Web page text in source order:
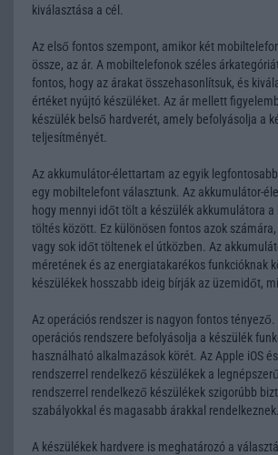
kiválasztása a cél.
Az első fontos szempont, amikor két
össze, az ár. A mobiltelefonok széles
fontos, hogy az árakat összehasonlítsuk, és
értéket nyújtó készüléket. Az ár mellett
készülék belső hardverét, amely befolyásolja a
teljesítményét.
Az akkumulátor-élettartam az egyik
egy mobiltelefont választunk. Az akkumulátor-
hogy mennyi időt tölt a készülék akkumulátora a
töltés között. Ez különösen fontos azok
vagy sok időt töltenek el útközben. Az
méretének és az energiatakarékos funkcióknak
készülékek hosszabb ideig bírják az üzemidőt,
Az operációs rendszer is nagyon fontos
operációs rendszere befolyásolja a készülék
használható alkalmazások körét. Az Apple iOS
rendszerrel rendelkező készülékek a
rendszerrel rendelkező készülékek szigorúbb
szabályokkal és magasabb árakkal rendelkeznek.
A készülékek hardvere is meghatározó a